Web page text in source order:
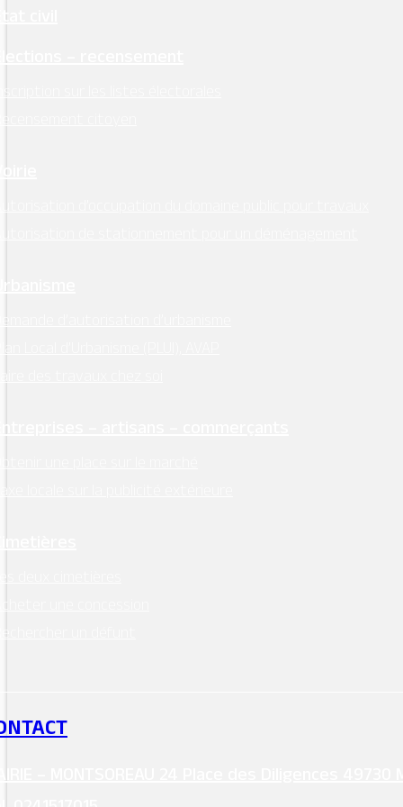
civil
– recensement
sur les listes électorales
citoyen
d’occupation du domaine public pour travaux
de stationnement pour un déménagement
d’autorisation d’urbanisme
Local d’Urbanisme (PLUI), AVAP
des travaux chez soi
– artisans – commerçants
une place sur le marché
locale sur la publicité extérieure
deux cimetières
une concession
un défunt
– MONTSOREAU 24 Place des Diligences